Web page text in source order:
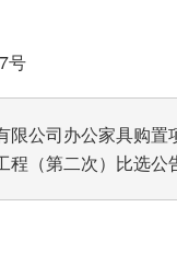
号
限公司办公家具购置
程（第二次）比选公